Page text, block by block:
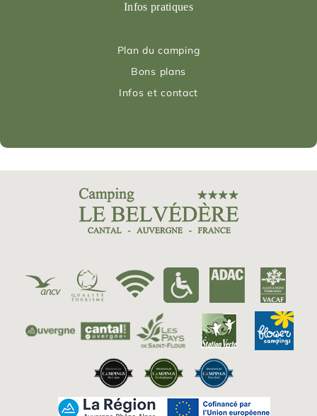
Infos pratiques
Plan du camping
Bons plans
Infos et contact